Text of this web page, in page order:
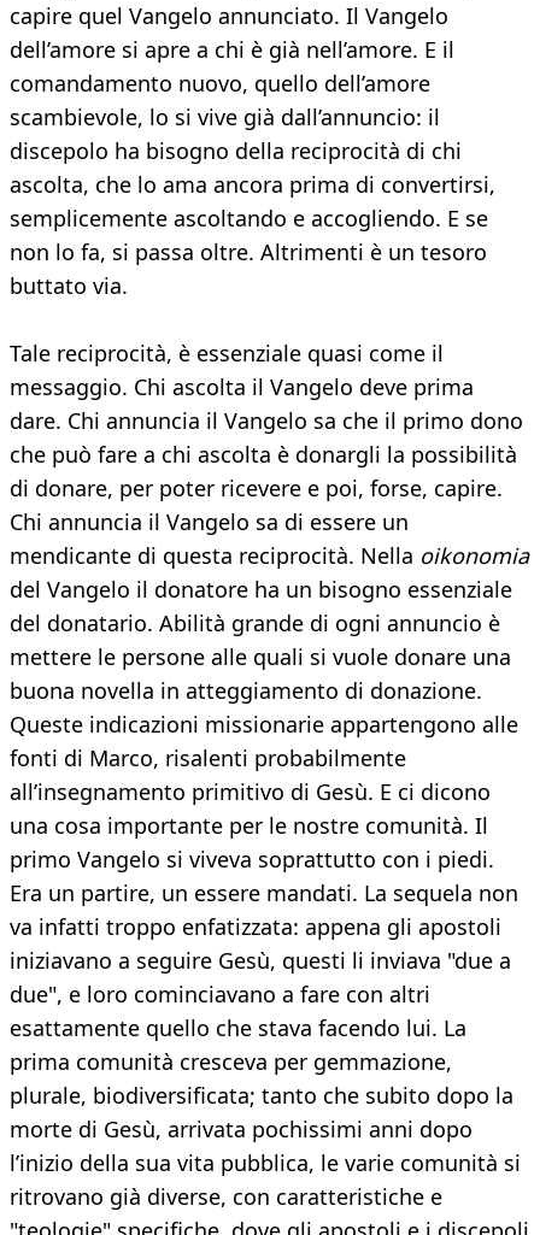
capire quel Vangelo annunciato. Il Vangelo
dell’amore si apre a chi è già nell’amore. E il
comandamento nuovo, quello dell’amore
scambievole, lo si vive già dall’annuncio: il
discepolo ha bisogno della reciprocità di chi
ascolta, che lo ama ancora prima di convertirsi,
semplicemente ascoltando e accogliendo. E se
non lo fa, si passa oltre. Altrimenti è un tesoro
buttato via.
Tale reciprocità, è essenziale quasi come il
messaggio. Chi ascolta il Vangelo deve prima
dare. Chi annuncia il Vangelo sa che il primo dono
che può fare a chi ascolta è donargli la possibilità
di donare, per poter ricevere e poi, forse, capire.
Chi annuncia il Vangelo sa di essere un
mendicante di questa reciprocità. Nella oikonomia
del Vangelo il donatore ha un bisogno essenziale
del donatario. Abilità grande di ogni annuncio è
mettere le persone alle quali si vuole donare una
buona novella in atteggiamento di donazione.
Queste indicazioni missionarie appartengono alle
fonti di Marco, risalenti probabilmente
all’insegnamento primitivo di Gesù. E ci dicono
una cosa importante per le nostre comunità. Il
primo Vangelo si viveva soprattutto con i piedi.
Era un partire, un essere mandati. La sequela non
va infatti troppo enfatizzata: appena gli apostoli
iniziavano a seguire Gesù, questi li inviava "due a
due", e loro cominciavano a fare con altri
esattamente quello che stava facendo lui. La
prima comunità cresceva per gemmazione,
plurale, biodiversificata; tanto che subito dopo la
morte di Gesù, arrivata pochissimi anni dopo
l’inizio della sua vita pubblica, le varie comunità si
ritrovano già diverse, con caratteristiche e